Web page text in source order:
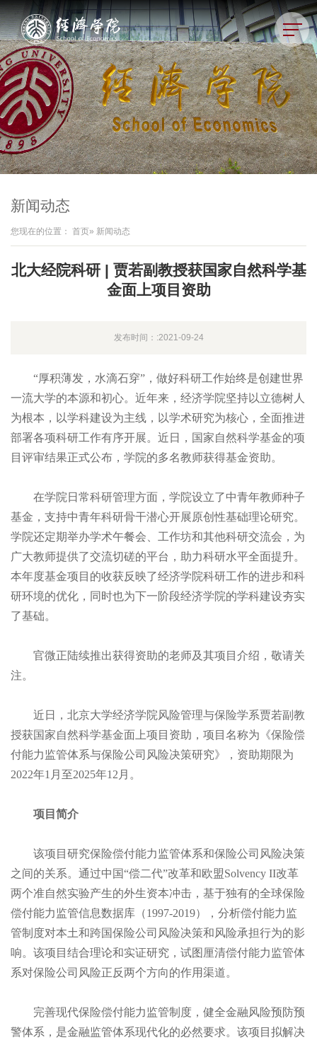
新闻动态
您现在的位置： 首页» 新闻动态
北大经院科研 | 贾若副教授获国家自然科学基
金面上项目资助
发布时间：:2021-09-24
“厚积薄发，水滴石穿”，做好科研工作始终是创建世界
一流大学的本源和初心。近年来，经济学院坚持以立德树人
为根本，以学科建设为主线，以学术研究为核心，全面推进
部署各项科研工作有序开展。近日，国家自然科学基金的项
目评审结果正式公布，学院的多名教师获得基金资助。
在学院日常科研管理方面，学院设立了中青年教师种子
基金，支持中青年科研骨干潜心开展原创性基础理论研究。
学院还定期举办学术午餐会、工作坊和其他科研交流会，为
广大教师提供了交流切磋的平台，助力科研水平全面提升。
本年度基金项目的收获反映了经济学院科研工作的进步和科
研环境的优化，同时也为下一阶段经济学院的学科建设夯实
了基础。
官微正陆续推出获得资助的老师及其项目介绍，敬请关
注。
近日，北京大学经济学院风险管理与保险学系贾若副教
授获国家自然科学基金面上项目资助，项目名称为《保险偿
付能力监管体系与保险公司风险决策研究》，资助期限为
2022年1月至2025年12月。
项目简介
该项目研究保险偿付能力监管体系和保险公司风险决策
之间的关系。通过中国“偿二代”改革和欧盟Solvency II改革
两个准自然实验产生的外生资本冲击，基于独有的全球保险
偿付能力监管信息数据库（1997-2019），分析偿付能力监
管制度对本土和跨国保险公司风险决策和风险承担行为的影
响。该项目结合理论和实证研究，试图厘清偿付能力监管体
系对保险公司风险正反两个方向的作用渠道。
完善现代保险偿付能力监管制度，健全金融风险预防预
警体系，是金融监管体系现代化的必然要求。该项目拟解决